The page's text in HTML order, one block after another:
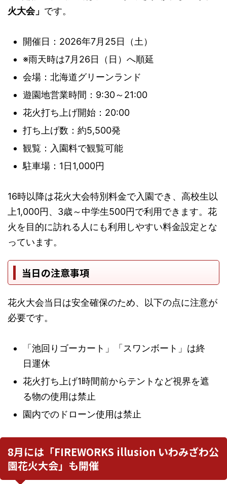
火大会」 です。
開催日：2026年7月25日（土）
※雨天時は7月26日（日）へ順延
会場：北海道グリーンランド
遊園地営業時間：9:30～21:00
花火打ち上げ開始：20:00
打ち上げ数：約5,500発
観覧：入園料で観覧可能
駐車場：1日1,000円
16時以降は花火大会特別料金で入園でき、高校生以
上1,000円、3歳～中学生500円で利用できます。花
火を目的に訪れる人にも利用しやすい料金設定とな
っています。
当日の注意事項
花火大会当日は安全確保のため、以下の点に注意が
必要です。
「池回りゴーカート」「スワンボート」は終
日運休
花火打ち上げ1時間前からテントなど視界を遮
る物の使用は禁止
園内でのドローン使用は禁止
8月には「FIREWORKS illusion いわみざわ公
園花火大会」も開催